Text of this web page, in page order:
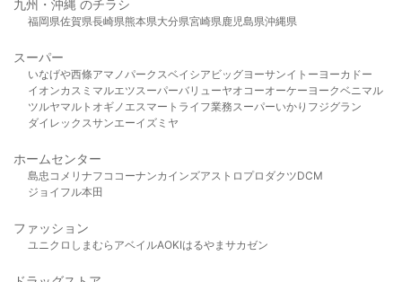
九州・沖縄 のチラシ
福岡県佐賀県長崎県熊本県大分県宮崎県鹿児島県沖縄県
スーパー
いなげや西條アマノパークスベイシア ビッグヨーサンイトーヨーカドー
イオンカスミ マルエツスーパーバリューヤオコーオーケー ヨークベニマル
ツルヤマルト オギノ エスマート ライフ業務スーパーいかり フジグラン
ダイレックスサンエーイズミヤ
ホームセンター
島忠 コメリ ナフコ コーナンカインズアストロプロダクツDCM
ジョイフル本田
ファッション
ユニクロ しまむら アベイルAOKIはるやま サカゼン